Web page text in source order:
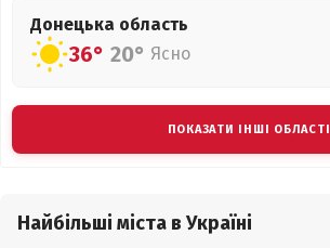
Донецька область
36° 20° Ясно
ПОКАЗАТИ ІНШІ ОБЛАСТІ
Найбільші міста в Україні